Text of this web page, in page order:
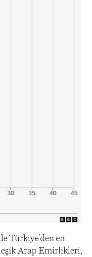
Türkiye’den en
Arap Emirlikleri,